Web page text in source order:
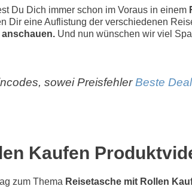
Du Dich immer schon im Voraus in einem
Dir eine Auflistung der verschiedenen
Und nun wünschen wir viel
sowei Preisfehler Beste
Kaufen
zum Thema Reisetasche mit Rollen